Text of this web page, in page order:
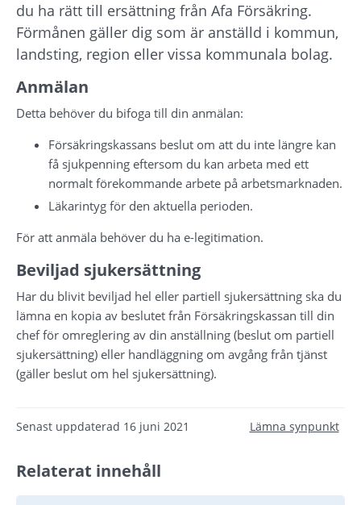
du ha rätt till ersättning från Afa Försäkring.
Förmånen gäller dig som är anställd i kommun,
landsting, region eller vissa kommunala bolag.
Anmälan
Detta behöver du bifoga till din anmälan:
Försäkringskassans beslut om att du inte längre kan
få sjukpenning eftersom du kan arbeta med ett
normalt förekommande arbete på arbetsmarknaden.
Läkarintyg för den aktuella perioden.
För att anmäla behöver du ha e-legitimation.
Beviljad sjukersättning
Har du blivit beviljad hel eller partiell sjukersättning ska du
lämna en kopia av beslutet från Försäkringskassan till din
chef för omreglering av din anställning (beslut om partiell
sjukersättning) eller handläggning om avgång från tjänst
(gäller beslut om hel sjukersättning).
Senast uppdaterad 16 juni 2021 Lämna synpunkt
Relaterat innehåll